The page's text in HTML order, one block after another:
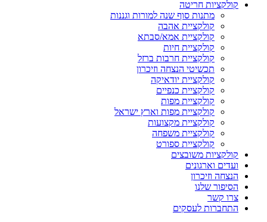
קולקציות חריטה
מתנות סוף שנה למורות וגננות
קולקציית אהבה
קולקציית אמא/סבתא
קולקציית חיות
קולקציית חרבות ברזל
תכשיטי הנצחה וזיכרון
קולקציית יודאיקה
קולקציית כנפיים
קולקציית מפות
קולקציית מפות וארץ ישראל
קולקציית מקצועות
קולקציית משפחה
קולקציית ספורט
קולקציות משובצים
ועדים וארגונים
הנצחה וזיכרון
הסיפור שלנו
צרו קשר
התחברות לעסקים